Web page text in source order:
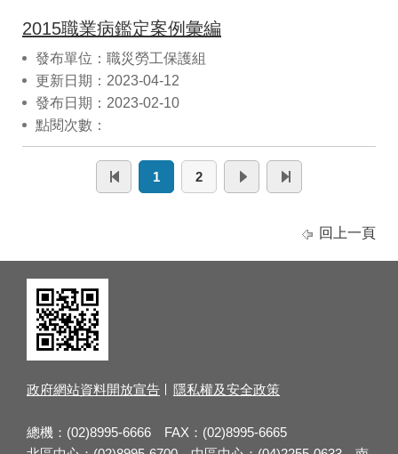
2015職業病鑑定案例彙編
發布單位：職災勞工保護組
更新日期：2023-04-12
發布日期：2023-02-10
點閱次數：
1 2
回上一頁
政府網站資料開放宣告 隱私權及安全政策
總機：(02)8995-6666 FAX：(02)8995-6665